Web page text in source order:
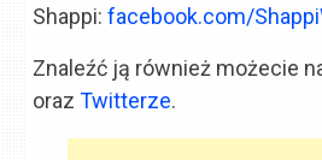
Shappi:facebook.com/
Znaleźć ją również możecie
orazTwitterze.